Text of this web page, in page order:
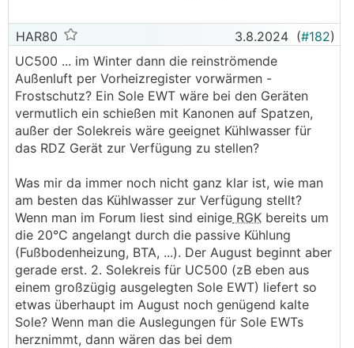
Die "einfachste" Lösung ist es, trotz Flächenkühlung
noch eine Multisplit-Klimaanlage zu verbauen.
Verständlicherweise, missfällt das einigen
Hausbesitzern, zusätzlich zur eleganten unsichtbaren
Deckenkühlung, erst wieder Klima-Innengeräte zu
verbauen.
Auch sind Luftzug, Geräusch und Optik der Geräte
nicht immer so gern gesehen.
Alternativ kann die Lüftungsanlage zur
Entfeuchtung genutzt werden.
Aber wie?
Dazu gab es schon unzählige DIY-Lösungsideen:
z.B.
https://www.energiesparhaus.at/forum-entfeuchtung
-mittels-kwl-im-sommer/64298_2#612184
https://www.energiesparhaus.at/forum-entfeuchtung
HAR80 3.8.2024 (#182)
UC500 ... im Winter dann die reinströmende
Außenluft per Vorheizregister vorwärmen -
Frostschutz? Ein Sole EWT wäre bei den Geräten
vermutlich ein schießen mit Kanonen auf Spatzen,
außer der Solekreis wäre geeignet Kühlwasser für
das RDZ Gerät zur Verfügung zu stellen?
Was mir da immer noch nicht ganz klar ist, wie man
am besten das Kühlwasser zur Verfügung stellt?
Wenn man im Forum liest sind einige RGK bereits um
die 20°C angelangt durch die passive Kühlung
(Fußbodenheizung, BTA, ...). Der August beginnt aber
gerade erst. 2. Solekreis für UC500 (zB eben aus
einem großzügig ausgelegten Sole EWT) liefert so
etwas überhaupt im August noch genügend kalte
Sole? Wenn man die Auslegungen für Sole EWTs
herznimmt, dann wären das bei dem